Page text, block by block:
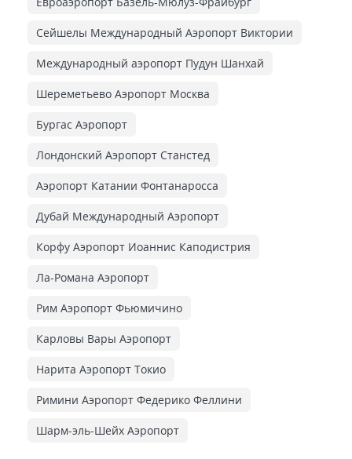
Сейшелы Международный Аэропорт Виктории
Международный аэропорт Пудун Шанхай
Шереметьево Аэропорт Москва
Бургас Аэропорт
Лондонский Аэропорт Станстед
Аэропорт Катании Фонтанаросса
Дубай Международный Аэропорт
Корфу Аэропорт Иоаннис Каподистрия
Ла-Романа Аэропорт
Рим Аэропорт Фьюмичино
Карловы Вары Аэропорт
Нарита Аэропорт Токио
Римини Аэропорт Федерико Феллини
Шарм-эль-Шейх Аэропорт